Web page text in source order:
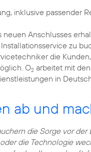
inklusive passender
neuen Anschlusses
zu
die
O2 arbeitet mit den
in
ab und
die Sorge vor
die Technologie